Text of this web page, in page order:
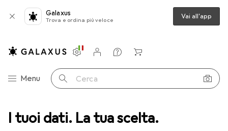
I tuoi dati. La tua scelta.
Galaxus
Trova e ordina più veloce Vai all'app
Categoria Navigazione
Menu Cerca
Impostazioni
Conto cliente
Liste di confronto
Liste dei desideri
Carrello
Lenti a contatto Air Optix HydraGlyde per l'astigmatismo 6